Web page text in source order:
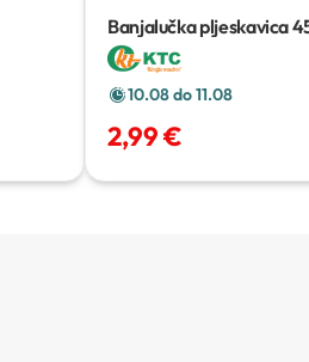
Banjalučka pljeskavica
10.08 do 11.08
2,99 €